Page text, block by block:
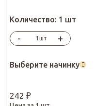
Количество: 1 шт
- шт +
Выберите начинку
242 ₽